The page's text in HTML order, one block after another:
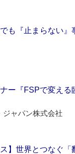
でも『止まらない
ナー『FSPで変え
ジャパン株式会社
ス】世界とつなぐ